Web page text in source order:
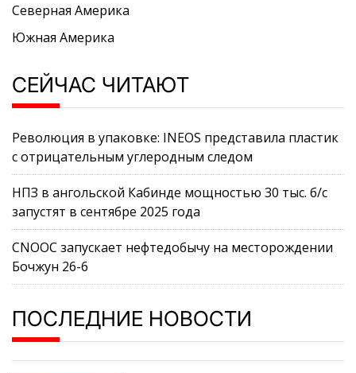
Северная Америка
Южная Америка
СЕЙЧАС ЧИТАЮТ
Революция в упаковке: INEOS представила пластик
с отрицательным углеродным следом
НПЗ в ангольской Кабинде мощностью 30 тыс. б/с
запустят в сентябре 2025 года
CNOOC запускает нефтедобычу на месторождении
Бочжун 26-6
ПОСЛЕДНИЕ НОВОСТИ